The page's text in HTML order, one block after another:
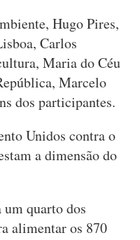
Hugo Pires,
Carlos
Maria do Céu
Marcelo
dos participantes.
Unidos contra o
a dimensão do
um quarto dos
alimentar os 870